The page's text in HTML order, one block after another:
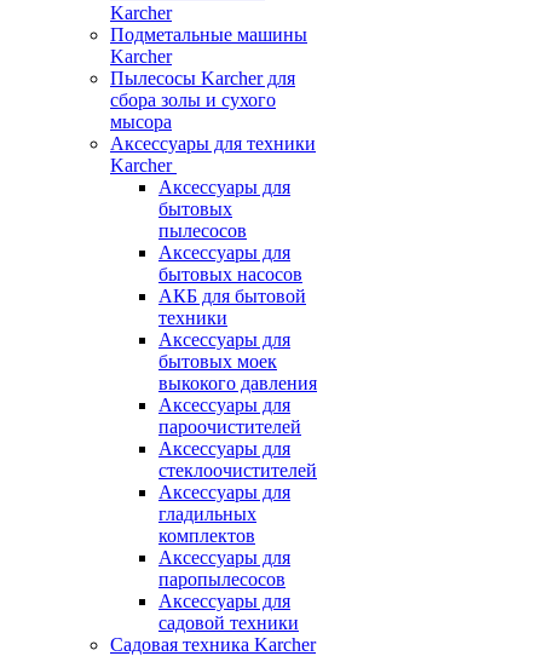
Karcher
Подметальные машины
Karcher
Пылесосы Karcher для
сбора золы и сухого
мысора
Аксессуары для техники
Karcher
Аксессуары для
бытовых
пылесосов
Аксессуары для
бытовых насосов
АКБ для бытовой
техники
Аксессуары для
бытовых моек
выкокого давления
Аксессуары для
пароочистителей
Аксессуары для
стеклоочистителей
Аксессуары для
гладильных
комплектов
Аксессуары для
паропылесосов
Аксессуары для
садовой техники
Садовая техника Karcher